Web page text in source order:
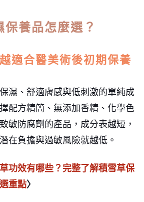
養品怎麼選？
適合醫美術後初期保養
濕、舒適膚感與低刺激的單純成
配方精簡、無添加香精、化學色
敏防腐劑的產品，成分表越短，
在負擔與過敏風險就越低。
功效有哪些？完整了解積雪草保
重點〉